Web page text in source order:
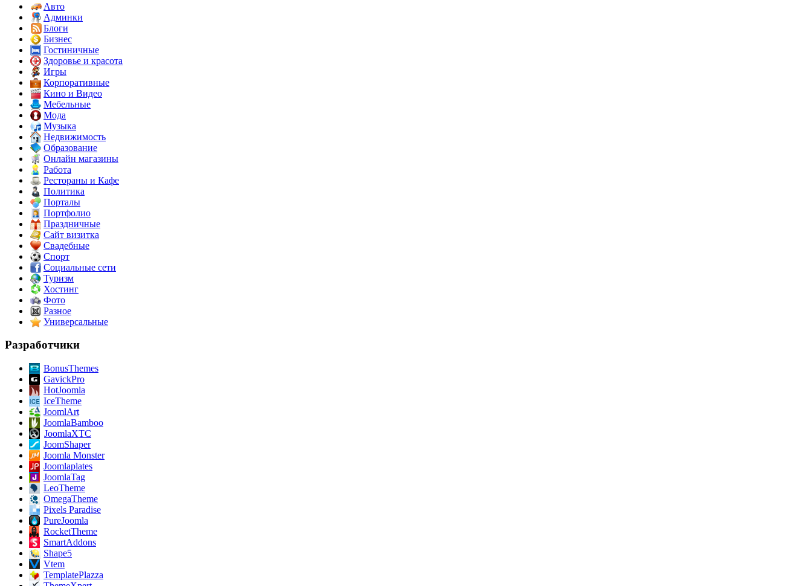
Авто
Админки
Блоги
Бизнес
Гостиничные
Здоровье и красота
Игры
Корпоративные
Кино и Видео
Мебельные
Мода
Музыка
Недвижимость
Образование
Онлайн магазины
Работа
Рестораны и Кафе
Политика
Порталы
Портфолио
Праздничные
Сайт визитка
Свадебные
Спорт
Социальные сети
Туризм
Хостинг
Фото
Разное
Универсальные
Разработчики
BonusThemes
GavickPro
HotJoomla
IceTheme
JoomlArt
JoomlaBamboo
JoomlaXTC
JoomShaper
Joomla Monster
Joomlaplates
JoomlaTag
LeoTheme
OmegaTheme
Pixels Paradise
PureJoomla
RocketTheme
SmartAddons
Shape5
Vtem
TemplatePlazza